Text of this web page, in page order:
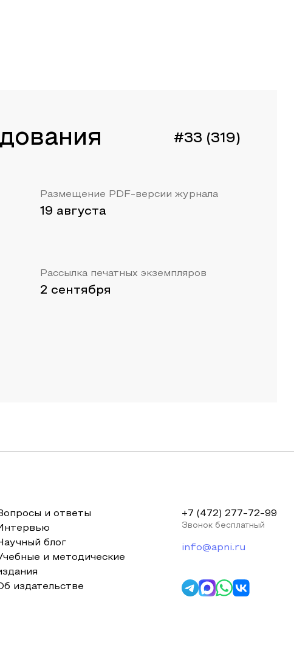
#33 (319)
Размещение PDF-версии журнала
19 августа
Рассылка печатных экземпляров
2 сентября
и ответы
блог
и методические
издательстве
+7 (472) 277-72-99
Звонок бесплатный
info@apni.ru